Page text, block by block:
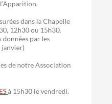
dans la Chapelle
12h30 ou 15h30.
données par les
janvier)
de notre Association
à 15h30 le vendredi.